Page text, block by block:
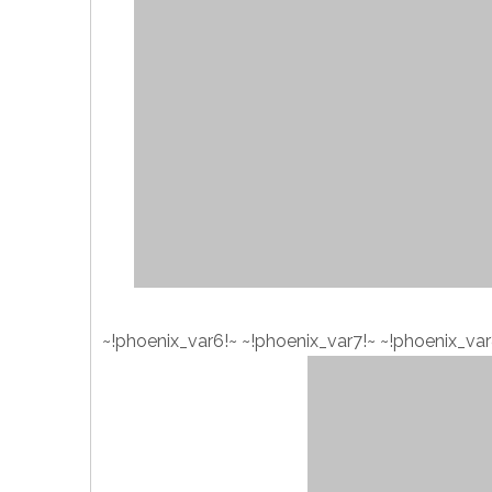
~!phoenix_var6!~ ~!phoenix_var7!~